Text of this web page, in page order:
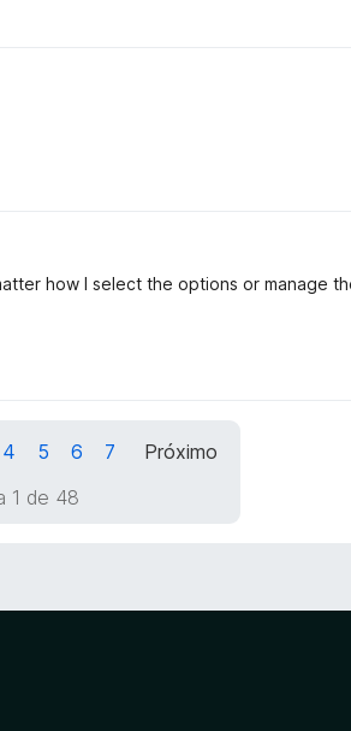
how I select the options or manage
4 5 6 7
Próximo
1 de 48